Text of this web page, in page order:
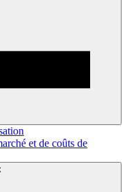
et de coûts de